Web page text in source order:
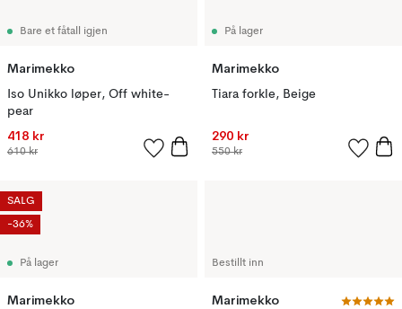
Bare et fåtall igjen
Marimekko
Iso Unikko løper, Off white-
pear
418 kr
610 kr
På lager
Marimekko
Tiara forkle, Beige
290 kr
550 kr
På lager
Marimekko
SALG
-36%
Bestillt inn
Marimekko